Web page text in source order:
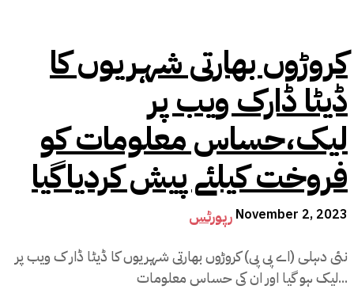
کروڑوں بھارتی شہریوں کا
ڈیٹا ڈارک ویب پر
لیک،حساس معلومات کو
فروخت کیلئے پیش کردیاگیا
رپورٹس November 2, 2023
نئی دہلی (اے پی پی) کروڑوں بھارتی شہریوں کا ڈیٹا ڈار ک ویب پر
لیک ہو گیا اور ان کی حساس معلومات...